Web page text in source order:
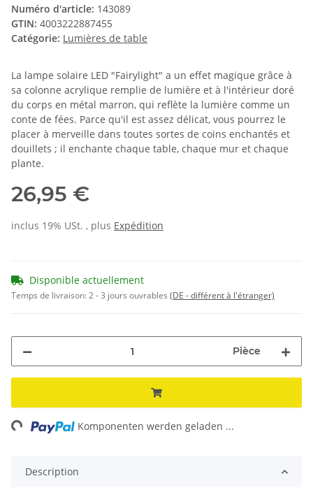
Numéro d'article: 143089
GTIN: 4003222887455
Catégorie: Lumières de table
La lampe solaire LED "Fairylight" a un effet magique grâce à
sa colonne acrylique remplie de lumière et à l'intérieur doré
du corps en métal marron, qui reflète la lumière comme un
conte de fées. Parce qu'il est assez délicat, vous pourrez le
placer à merveille dans toutes sortes de coins enchantés et
douillets ; il enchante chaque table, chaque mur et chaque
plante.
26,95 €
inclus 19% USt. , plus Expédition
Disponible actuellement
Temps de livraison:2 - 3 jours ouvrables (DE - différent à l'étranger)
Pièce
Komponenten werden geladen ...
Description